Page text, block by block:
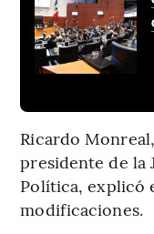
Ricardo
presidente de la
Política, explicó
modificaciones.